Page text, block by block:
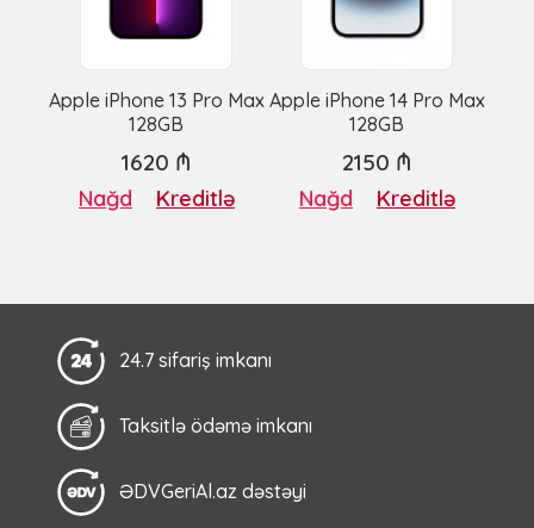
Apple iPhone 13 Pro Max
128GB
Apple iPhone 14 Pro Max
128GB
1620 ₼
Nağd Kreditlə
2150 ₼
Nağd Kreditlə
24.7 sifariş imkanı
Taksitlə ödəmə imkanı
ƏDVGeriAl.az dəstəyi